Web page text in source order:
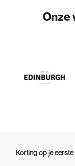
Onze
Korting op je